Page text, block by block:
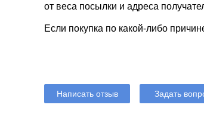
от веса посылки и адреса
Если покупка по какой-либо
Написать отзыв Задать